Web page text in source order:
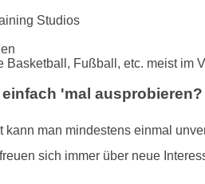
Studios
Basketball, Fußball, etc. meist im
'mal ausprobieren?
kann man mindestens einmal
sich immer über neue